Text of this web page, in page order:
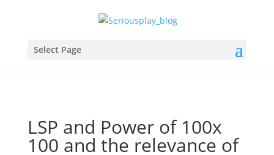
Select Page
LSP and Power of 100x
100 and the relevance of